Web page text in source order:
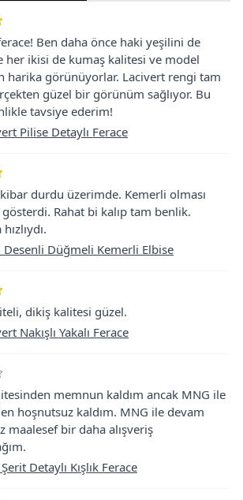
Ben daha önce haki yeşilini de
her ikisi de kumaş kalitesi ve model
harika görünüyorlar. Lacivert rengi tam
güzel bir görünüm sağlıyor. Bu
tavsiye ederim!
Pilise Detaylı Ferace
durdu üzerimde. Kemerli olması
Rahat bi kalıp tam benlik.
Desenli Düğmeli Kemerli Elbise
dikiş kalitesi güzel.
Nakışlı Yakalı Ferace
memnun kaldım ancak MNG ile
hoşnutsuz kaldım. MNG ile devam
maalesef bir daha alışveriş
Detaylı Kışlık Ferace